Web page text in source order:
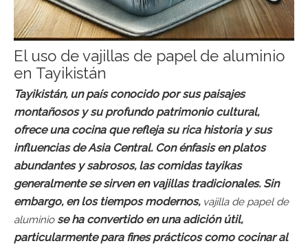
El uso de vajillas de papel de aluminio
en Tayikistán
Tayikistán, un país conocido por sus paisajes
montañosos y su profundo patrimonio cultural,
ofrece una cocina que refleja su rica historia y sus
influencias de Asia Central. Con énfasis en platos
abundantes y sabrosos, las comidas tayikas
generalmente se sirven en vajillas tradicionales. Sin
embargo, en los tiempos modernos, vajilla de papel de
aluminio se ha convertido en una adición útil,
particularmente para fines prácticos como cocinar al